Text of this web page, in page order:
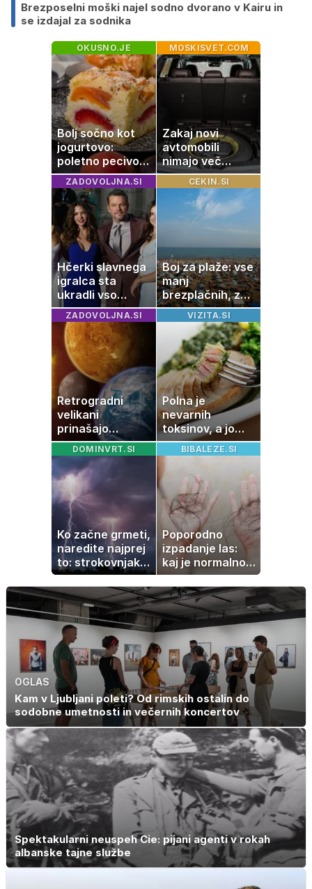
Brezposelni moški najel sodno dvorano v Kairu in
se izdajal za sodnika
OKUSNO.JE
Bolj sočno kot
jogurtovo:
poletno pecivo,
ki vedno uspe
MOSKISVET.COM
Zakaj novi
avtomobili
nimajo več
rezervne gume?
ZADOVOLJNA.SI
Hčerki slavnega
igralca sta
ukradli vso
pozornost
CEKIN.SI
Boj za plaže: vse
manj
brezplačnih, za
ležalnik in
senčnik tudi več
kot 40 evrov
ZADOVOLJNA.SI
Retrogradni
velikani
prinašajo
pomembne
premike – kaj
pomeni, da so
Saturn, Neptun
in Pluton hkrati
retrogradni?
VIZITA.SI
Polna je
nevarnih
toksinov, a jo
imamo vsi radi:
to je najbolj
nezdrava riba, ki
jo mnogi redno
uživajo
DOMINVRT.SI
Ko začne grmeti,
naredite najprej
to: strokovnjaki
opozarjajo na
pogosto napako
BIBALEZE.SI
Poporodno
izpadanje las:
kaj je normalno
in kako si
pomagati
OGLAS
Kam v Ljubljani poleti? Od rimskih ostalin do
sodobne umetnosti in večernih koncertov
Spektakularni neuspeh Cie: pijani agenti v rokah
albanske tajne službe